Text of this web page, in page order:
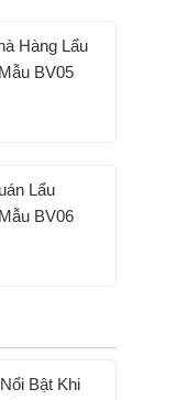
Hàng Lẩu
BV05
Lẩu
BV06
Bật Khi